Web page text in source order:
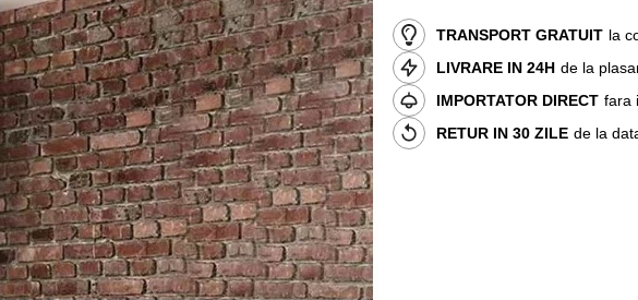
TRANSPORT GRATUIT la
LIVRARE IN 24H de la
IMPORTATOR DIRECT fara
RETUR IN 30 ZILE de la